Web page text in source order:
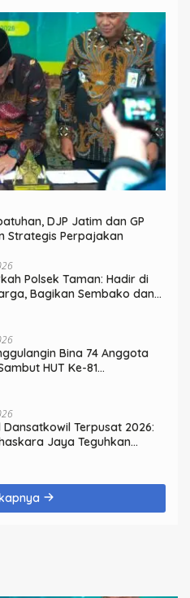
DJP Jatim dan GP
Strategis Perpajakan
Polsek Taman: Hadir di
Bagikan Sembako dan
Bina 74 Anggota
HUT Ke-81
Dansatkowil Terpusat 2026:
Jaya Teguhkan